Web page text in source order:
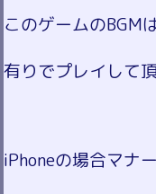
このゲームのBGM
有りでプレイして
iPhoneの場合マナ